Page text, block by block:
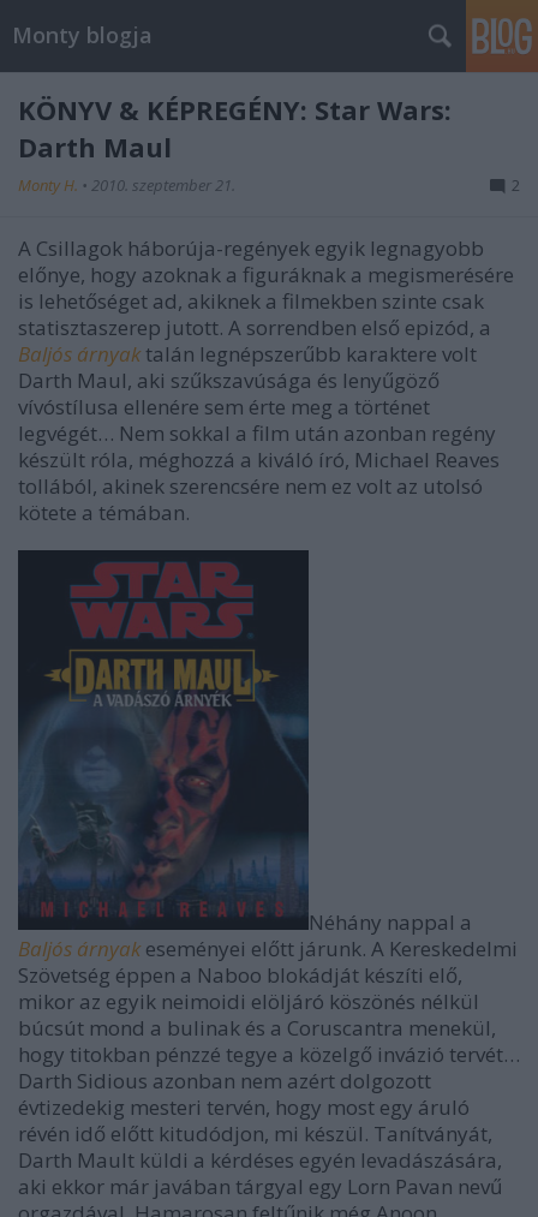
Monty blogja
KÖNYV & KÉPREGÉNY: Star Wars:
Darth Maul
Monty H. • 2010. szeptember 21. 2
A Csillagok háborúja-regények egyik legnagyobb
előnye, hogy azoknak a figuráknak a megismerésére
is lehetőséget ad, akiknek a filmekben szinte csak
statisztaszerep jutott. A sorrendben első epizód, a
Baljós árnyak talán legnépszerűbb karaktere volt
Darth Maul, aki szűkszavúsága és lenyűgöző
vívóstílusa ellenére sem érte meg a történet
legvégét… Nem sokkal a film után azonban regény
készült róla, méghozzá a kiváló író, Michael Reaves
tollából, akinek szerencsére nem ez volt az utolsó
kötete a témában.
Néhány nappal a
Baljós árnyak eseményei előtt járunk. A Kereskedelmi
Szövetség éppen a Naboo blokádját készíti elő,
mikor az egyik neimoidi elöljáró köszönés nélkül
búcsút mond a bulinak és a Coruscantra menekül,
hogy titokban pénzzé tegye a közelgő invázió tervét…
Darth Sidious azonban nem azért dolgozott
évtizedekig mesteri tervén, hogy most egy áruló
révén idő előtt kitudódjon, mi készül. Tanítványát,
Darth Mault küldi a kérdéses egyén levadászására,
aki ekkor már javában tárgyal egy Lorn Pavan nevű